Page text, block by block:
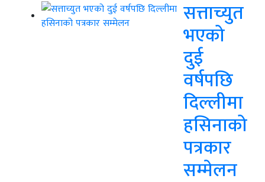
सत्ताच्युत
भएको
दुई
वर्षपछि
दिल्लीमा
हसिनाको
पत्रकार
सम्मेलन